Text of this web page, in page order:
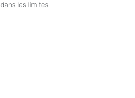
les limites